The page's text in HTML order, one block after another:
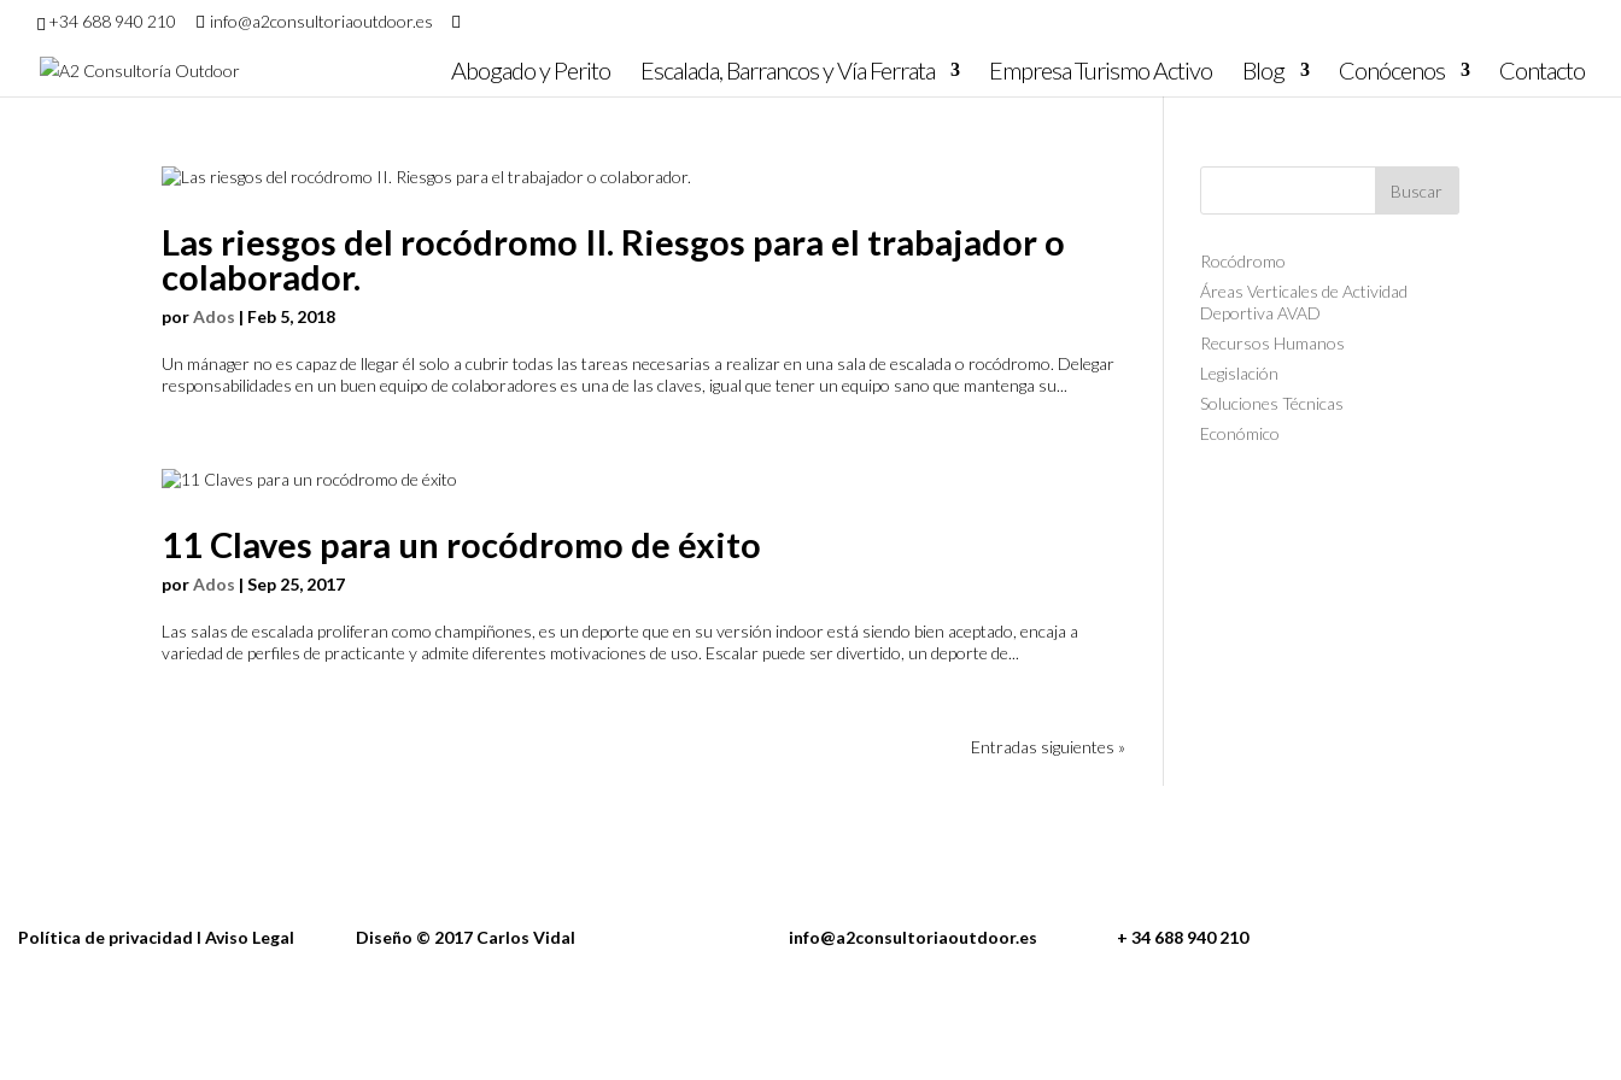
+34 688 940 210 info@a2consultoriaoutdoor.es
Abogado y Perito Escalada, Barrancos y Vía Ferrata Empresa Turismo Activo Blog Conócenos Contacto
Las riesgos del rocódromo II. Riesgos para el trabajador o
colaborador.
porAdos | Feb 5, 2018
Un mánager no es capaz de llegar él solo a cubrir todas las tareas necesarias a realizar en una sala de escalada o rocódromo. Delegar
responsabilidades en un buen equipo de colaboradores es una de las claves, igual que tener un equipo sano que mantenga su...
11 Claves para un rocódromo de éxito
porAdos |Sep 25, 2017
Las salas de escalada proliferan como champiñones, es un deporte que en su versión indoor está siendo bien aceptado, encaja a
variedad de perfiles de practicante y admite diferentes motivaciones de uso. Escalar puede ser divertido, un deporte de...
Entradas siguientes »
Rocódromo
Áreas Verticales de Actividad
Deportiva AVAD
Recursos Humanos
Legislación
Soluciones Técnicas
Económico
Política de privacidad I Aviso Legal Diseño © 2017 Carlos Vidal info@a2consultoriaoutdoor.es + 34 688 940 210